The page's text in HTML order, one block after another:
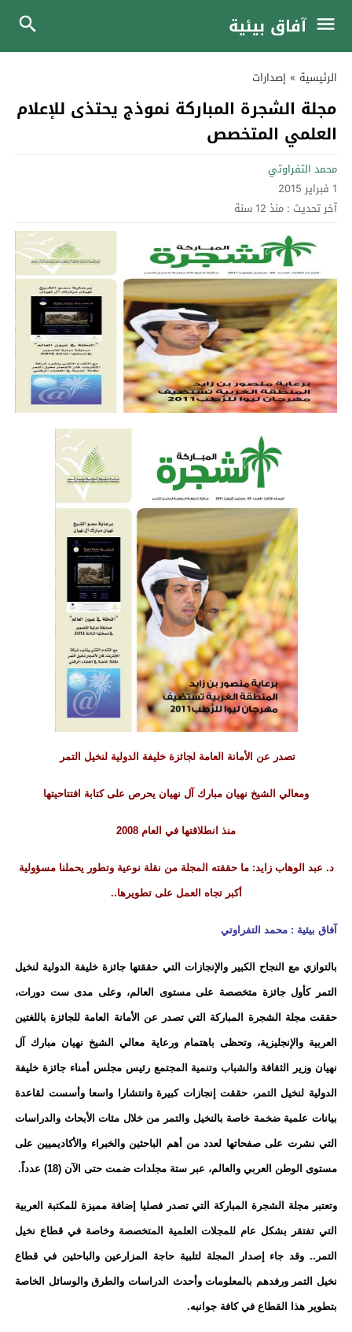
آفاق بيئية
الرئيسية » إصدارات
مجلة الشجرة المباركة نموذج يحتذى للإعلام
العلمي المتخصص
محمد التفراوتي
1 فبراير 2015
آخر تحديث : منذ 12 سنة
تصدر عن الأمانة العامة لجائزة خليفة الدولية لنخيل التمر
ومعالي الشيخ نهيان مبارك آل نهيان يحرص على كتابة افتتاحيتها
منذ انطلاقتها في العام 2008
د. عبد الوهاب زايد: ما حققته المجلة من نقلة نوعية وتطور يحملنا مسؤولية
أكبر تجاه العمل على تطويرها..
آفاق بيئية : محمد التفراوتي
بالتوازي مع النجاح الكبير والإنجازات التي حققتها جائزة خليفة الدولية لنخيل
التمر كأول جائزة متخصصة على مستوى العالم، وعلى مدى ست دورات،
حققت مجلة الشجرة المباركة التي تصدر عن الأمانة العامة للجائزة باللغتين
العربية والإنجليزية، وتحظى باهتمام ورعاية معالي الشيخ نهيان مبارك آل
نهيان وزير الثقافة والشباب وتنمية المجتمع رئيس مجلس أمناء جائزة خليفة
الدولية لنخيل التمر، حققت إنجازات كبيرة وانتشارا واسعا وأسست لقاعدة
بيانات علمية ضخمة خاصة بالنخيل والتمر من خلال مئات الأبحاث والدراسات
التي نشرت على صفحاتها لعدد من أهم الباحثين والخبراء والأكاديميين على
مستوى الوطن العربي والعالم، عبر ستة مجلدات ضمت حتى الآن (18) عدداً.
وتعتبر مجلة الشجرة المباركة التي تصدر فصليا إضافة مميزة للمكتبة العربية
التي تفتقر بشكل عام للمجلات العلمية المتخصصة وخاصة في قطاع نخيل
التمر.. وقد جاء إصدار المجلة لتلبية حاجة المزارعين والباحثين في قطاع
نخيل التمر ورفدهم بالمعلومات وأحدث الدراسات والطرق والوسائل الخاصة
بتطوير هذا القطاع في كافة جوانبه.